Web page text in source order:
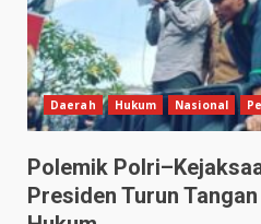
Daerah Hukum Nasional
Polemik
Presiden Turun